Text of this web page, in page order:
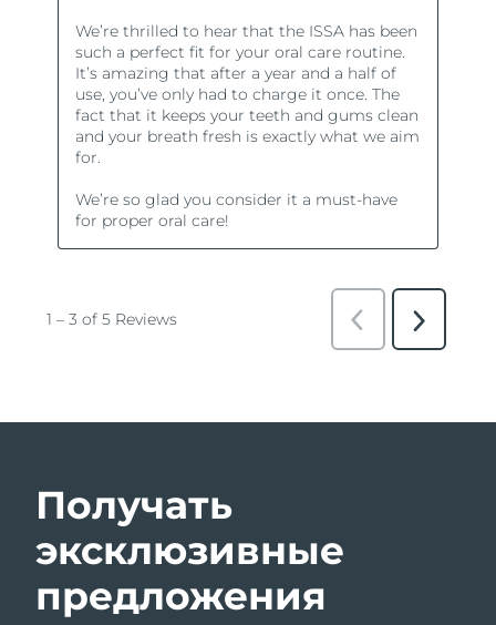
Получать
эксклюзивные
предложения